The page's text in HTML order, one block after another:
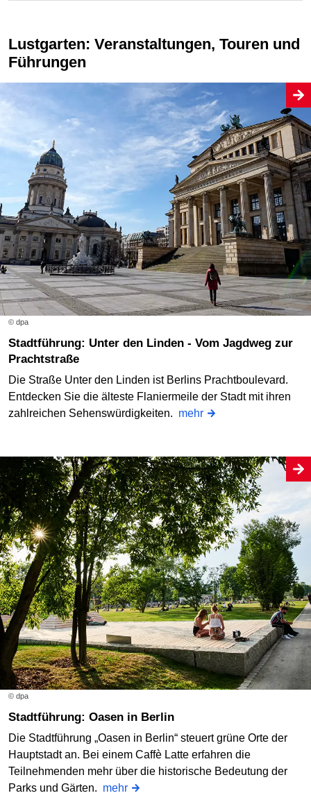
Lustgarten: Veranstaltungen, Touren und
Führungen
© dpa
Stadtführung: Unter den Linden - Vom Jagdweg zur
Prachtstraße
Die Straße Unter den Linden ist Berlins Prachtboulevard.
Entdecken Sie die älteste Flaniermeile der Stadt mit ihren
zahlreichen Sehenswürdigkeiten. mehr
© dpa
Stadtführung: Oasen in Berlin
Die Stadtführung „Oasen in Berlin“ steuert grüne Orte der
Hauptstadt an. Bei einem Caffè Latte erfahren die
Teilnehmenden mehr über die historische Bedeutung der
Parks und Gärten. mehr